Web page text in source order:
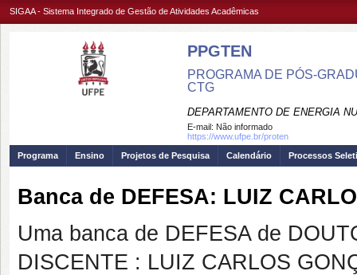
SIGAA - Sistema Integrado de Gestão de Atividades Acadêmicas
PPGTEN
PROGRAMA DE PÓS-
CTG
DEPARTAMENTO DE ENERGIA
E-mail: Não informado
https://www.ufpe.br/proten
Programa
Ensino Projetos de Pesquisa Calendário Processos
Banca de DEFESA: LUIZ
Uma banca de DEFESA de
DISCENTE : LUIZ CARLOS